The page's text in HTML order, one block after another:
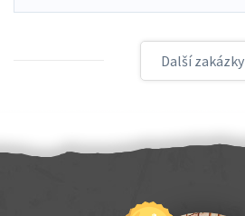
Další zakázky